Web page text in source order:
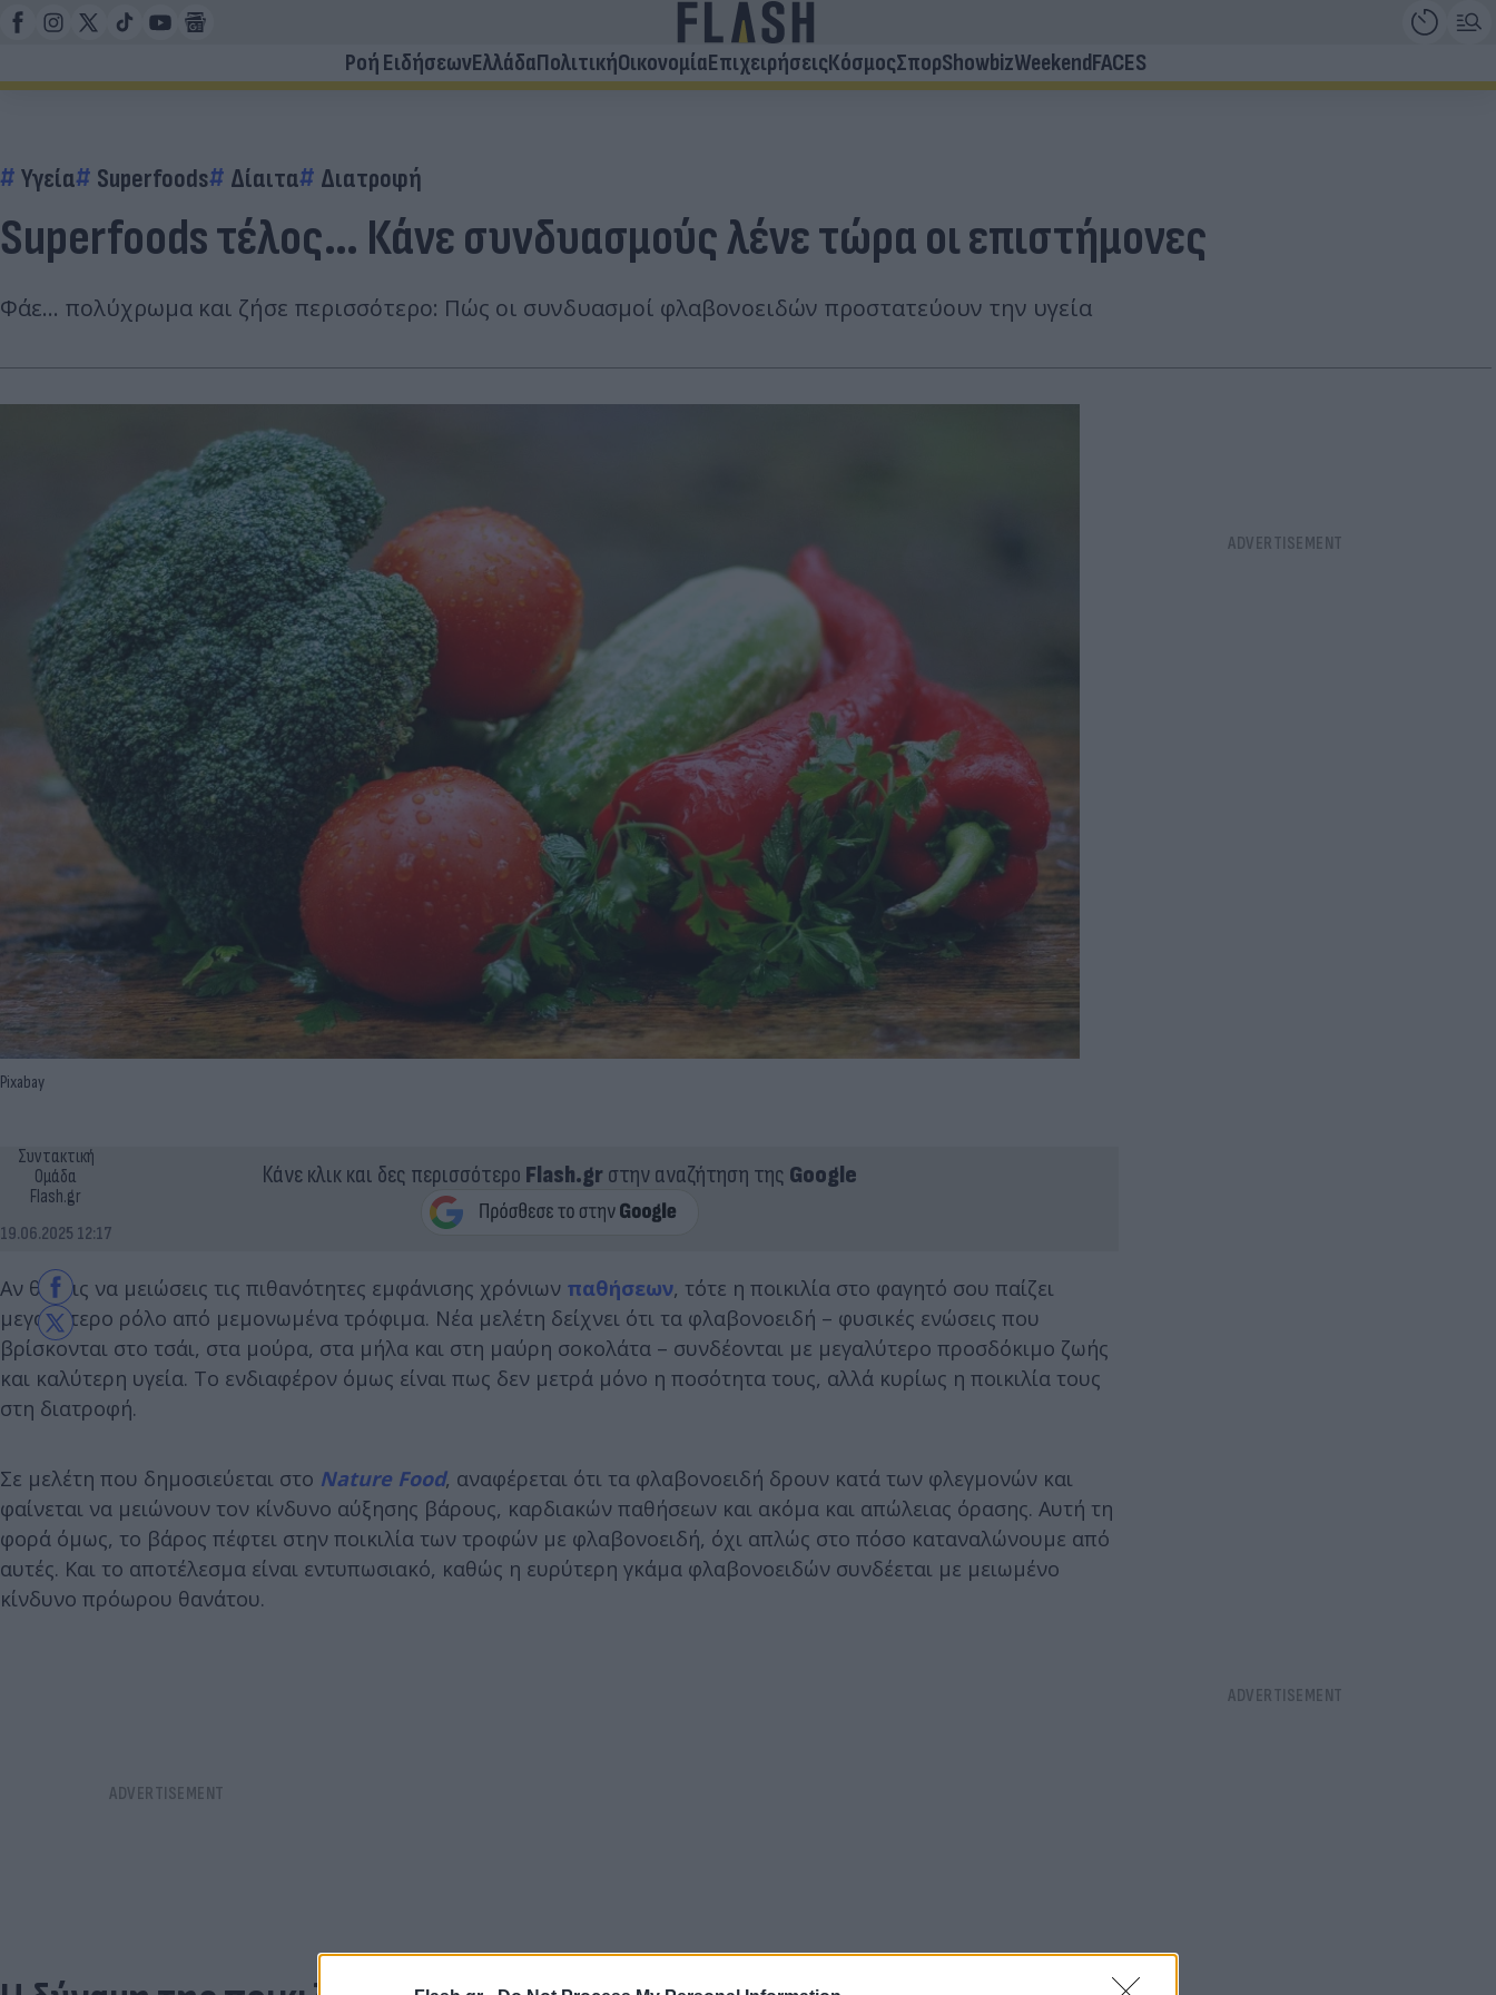
Ροή ΕιδήσεωνΕλλάδαΠολιτικήΟικονομίαΕπιχειρήσειςΚόσμοςΣπορShowbizWeekendFACES
Υγεία Superfoods Δίαιτα Διατροφή
Superfoods τέλος… Κάνε συνδυασμούς λένε τώρα οι επιστήμονες
Φάε... πολύχρωμα και ζήσε περισσότερο: Πώς οι συνδυασμοί φλαβονοειδών προστατεύουν την υγεία
Pixabay
Συντακτική
Ομάδα
Flash.gr
19.06.2025 12:17
Κάνε κλικ και δες περισσότερο Flash.grστην αναζήτηση της Google
Αν θέλεις να μειώσεις τις πιθανότητες εμφάνισης χρόνιων παθήσεων, τότε η ποικιλία στο φαγητό σου παίζει
μεγαλύτερο ρόλο από μεμονωμένα τρόφιμα. Νέα μελέτη δείχνει ότι τα φλαβονοειδή – φυσικές ενώσεις που
βρίσκονται στο τσάι, στα μούρα, στα μήλα και στη μαύρη σοκολάτα – συνδέονται με μεγαλύτερο προσδόκιμο ζωής
και καλύτερη υγεία. Το ενδιαφέρον όμως είναι πως δεν μετρά μόνο η ποσότητα τους, αλλά κυρίως η ποικιλία τους
στη διατροφή.
Σε μελέτη που δημοσιεύεται στο Nature Food, αναφέρεται ότι τα φλαβονοειδή δρουν κατά των φλεγμονών και
φαίνεται να μειώνουν τον κίνδυνο αύξησης βάρους, καρδιακών παθήσεων και ακόμα και απώλειας όρασης. Αυτή τη
φορά όμως, το βάρος πέφτει στην ποικιλία των τροφών με φλαβονοειδή, όχι απλώς στο πόσο καταναλώνουμε από
αυτές. Και το αποτέλεσμα είναι εντυπωσιακό, καθώς η ευρύτερη γκάμα φλαβονοειδών συνδέεται με μειωμένο
κίνδυνο πρόωρου θανάτου.